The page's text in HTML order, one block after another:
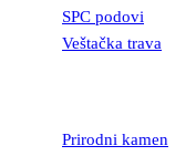
SPC podovi
Veštačka trava
Prirodni kamen